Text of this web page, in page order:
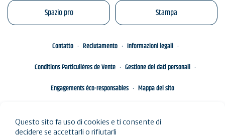
Spazio pro Stampa
Contatto Reclutamento
Informazioni legali
Conditions Particulières de Vente
Gestione dei dati personali
Engagements éco-responsables
Mappa del sito
Questo sito fa uso di cookies e ti consente di
decidere se accettarli o rifiutarli